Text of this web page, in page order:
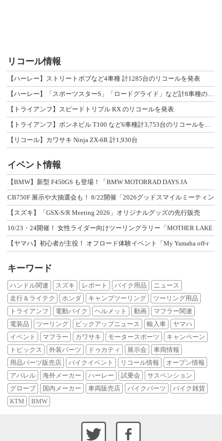
リコール情報
【ハーレー】ストリートボブなど4車種 計1285台のリコールを発表
【ハーレー】「スポーツスターS」「ロードグライド」など計8車種のリコールを発表
【トライアンフ】スピードトリプル RX のリコールを発表
【トライアンフ】ボンネビル T100 など6車種計3,753台のリコールを発表
【リコール】カワサキ Ninja ZX-6R 計1,930台
イベント情報
【BMW】新型 F450GS も登場！「BMW MOTORRAD DAYS JA
CB750F 展示や大抽選会も！ 8/22開催「2026グッドスマイルミーティン
【スズキ】「GSX-S/R Meeting 2026」オリジナルグッズの先行販売
10/23・24開催！ 女性ライダー向けツーリングラリー「MOTHER LAKE
【ヤマハ】初心者が主役！ オフロード体験イベント「My Yamaha off-r
キーワード
ハンドル関連 スズキ レポート バイク用品
ニュース
走行＆ライテク
ホンダ キャンプツーリング
ツーリング用品
トライアンフ
電動バイク ヘルメット 動画
マフラー関連
電装品
ツーリング ピックアップニュース 輸入車
ヤマハ
イベント
マフラー カワサキ モータースポーツ
キャンペーン
トピックス
外装パーツ ドゥカティ 展示会
車両情報
用品パーツ販売店
バイクイベント リコール情報
オープン情報
アパレル
海外メーカー ハーレー 試乗会
サスペンション
グローブ
国内メーカー 車両販売店 バイクパーツ
バイク雑貨
KTM
BMW